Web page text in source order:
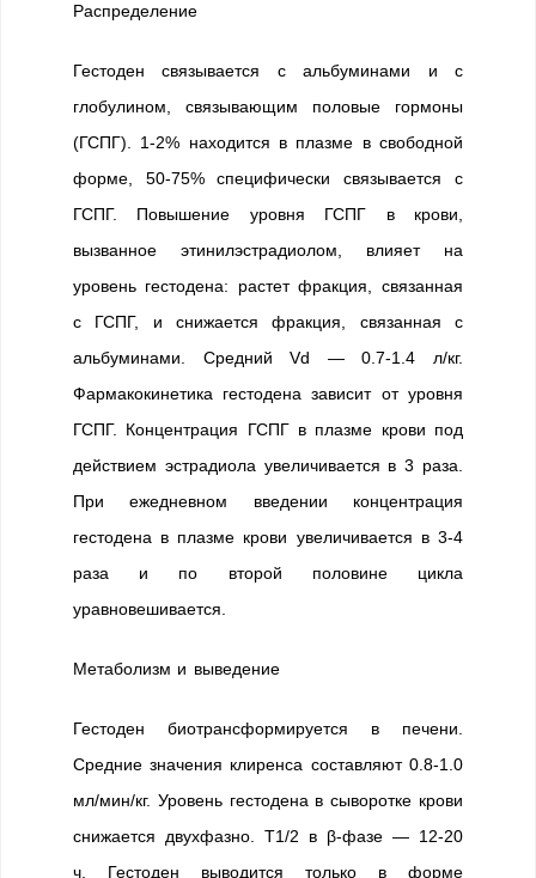
Распределение
Гестоден связывается с альбуминами и с
глобулином, связывающим половые гормоны
(ГСПГ). 1-2% находится в плазме в свободной
форме, 50-75% специфически связывается с
ГСПГ. Повышение уровня ГСПГ в крови,
вызванное этинилэстрадиолом, влияет на
уровень гестодена: растет фракция, связанная
с ГСПГ, и снижается фракция, связанная с
альбуминами. Средний Vd — 0.7-1.4 л/кг.
Фармакокинетика гестодена зависит от уровня
ГСПГ. Концентрация ГСПГ в плазме крови под
действием эстрадиола увеличивается в 3 раза.
При ежедневном введении концентрация
гестодена в плазме крови увеличивается в 3-4
раза и по второй половине цикла
уравновешивается.
Метаболизм и выведение
Гестоден биотрансформируется в печени.
Средние значения клиренса составляют 0.8-1.0
мл/мин/кг. Уровень гестодена в сыворотке крови
снижается двухфазно. T1/2 в β-фазе — 12-20
ч. Гестоден выводится только в форме